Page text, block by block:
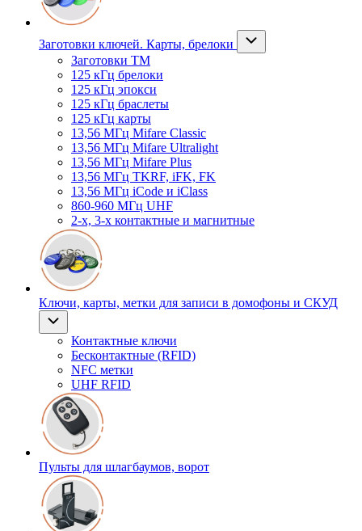
Заготовки ключей. Карты, брелоки
Заготовки ТМ
125 кГц брелоки
125 кГц эпокси
125 кГц браслеты
125 кГц карты
13,56 МГц Mifare Classic
13,56 МГц Mifare Ultralight
13,56 МГц Mifare Plus
13,56 МГц TKRF, iFK, FK
13,56 МГц iCode и iClass
860-960 МГц UHF
2-х, 3-х контактные и магнитные
Ключи, карты, метки для записи в домофоны и СКУД
Контактные ключи
Бесконтактные (RFID)
NFC метки
UHF RFID
Пульты для шлагбаумов, ворот